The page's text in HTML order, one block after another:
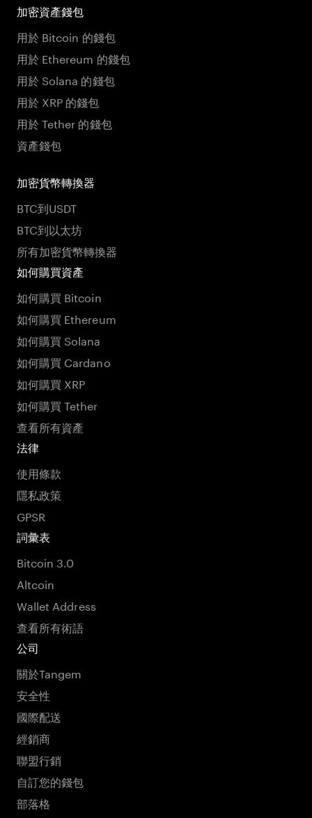
加密資產錢包
用於 Bitcoin 的錢包
用於 Ethereum 的錢包
用於 Solana 的錢包
用於 XRP 的錢包
用於 Tether 的錢包
資產錢包
加密貨幣轉換器
BTC到USDT
BTC到以太坊
所有加密貨幣轉換器
如何購買資產
如何購買 Bitcoin
如何購買 Ethereum
如何購買 Solana
如何購買 Cardano
如何購買 XRP
如何購買 Tether
查看所有資產
法律
使用條款
隱私政策
GPSR
詞彙表
Bitcoin 3.0
Altcoin
Wallet Address
查看所有術語
公司
關於Tangem
安全性
國際配送
經銷商
聯盟行銷
自訂您的錢包
部落格